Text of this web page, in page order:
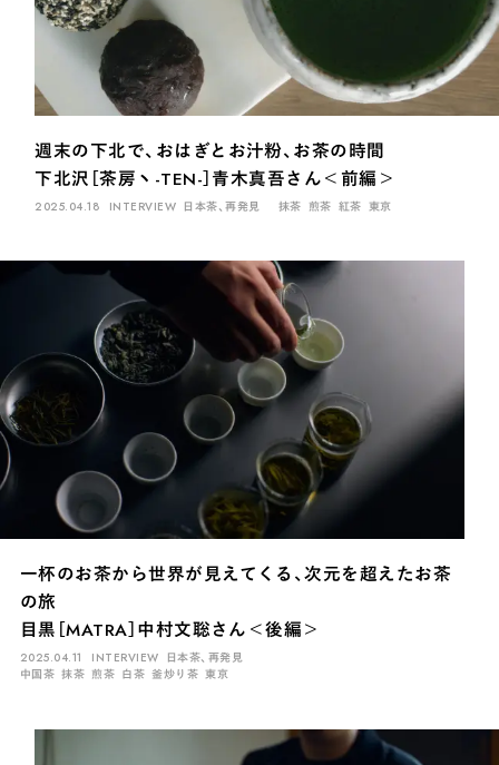
週末の下北で、おはぎとお汁粉、お茶の時間
下北沢［茶房ヽ-TEN-］青木真吾さん＜前編＞
2025.04.18 INTERVIEW 日本茶、再発見 抹茶 煎茶 紅茶 東京
一杯のお茶から世界が見えてくる、次元を超えたお茶
の旅
目黒［MATRA］中村文聡さん＜後編＞
2025.04.11 INTERVIEW 日本茶、再発見
中国茶 抹茶 煎茶 白茶 釜炒り茶 東京